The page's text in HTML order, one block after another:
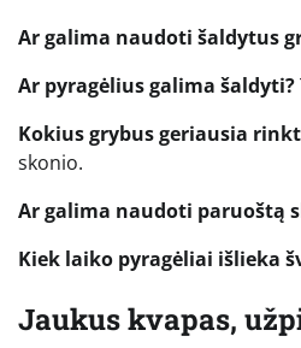
Ar galima naudoti šaldytus
Ar pyragėlius galima šaldyti?
Kokius grybus geriausia
skonio.
Ar galima naudoti paruoštą
Kiek laiko pyragėliai išlieka
Jaukus kvapas,